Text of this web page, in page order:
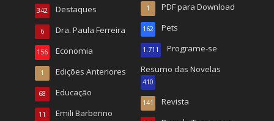
Destaques
342
Dra. Paula Ferreira
6
Economia
156
Edições Anteriores
1
Educação
68
Emili Barberino
11
PDF para Download
1
Pets
162
Programe-se
1.711
Resumo das Novelas
410
Revista
141